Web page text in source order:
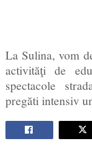
La Sulina, vom
activităţi de
spectacole
pregăti intensiv